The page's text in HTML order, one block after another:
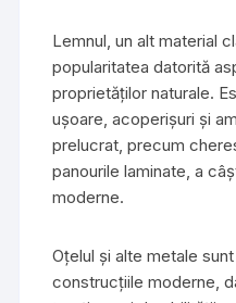
Lemnul, un alt material
popularitatea datorită
proprietăților naturale.
ușoare, acoperișuri și
prelucrat, precum
panourile laminate, a
moderne.
Oțelul și alte metale
construcțiile moderne,